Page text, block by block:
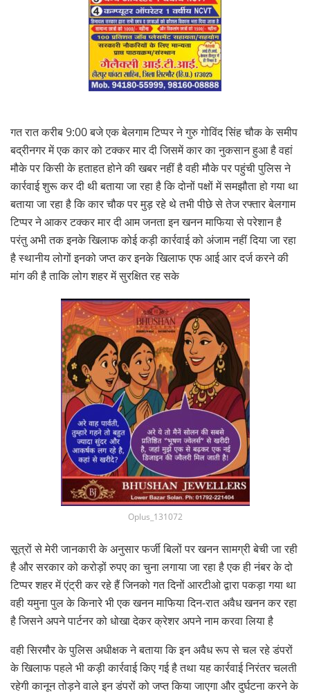
गत रात करीब 9:00 बजे एक बेलगाम टिप्पर ने गुरु गोविंद सिंह चौक के समीप
बद्रीनगर में एक कार को टक्कर मार दी जिसमें कार का नुकसान हुआ है वहां
मौके पर किसी के हताहत होने की खबर नहीं है वही मौके पर पहुंची पुलिस ने
कार्रवाई शुरू कर दी थी बताया जा रहा है कि दोनों पक्षों में समझौता हो गया था
बताया जा रहा है कि कार चौक पर मुड़ रहे थे तभी पीछे से तेज रफ्तार बेलगाम
टिप्पर ने आकर टक्कर मार दी आम जनता इन खनन माफिया से परेशान है
परंतु अभी तक इनके खिलाफ कोई कड़ी कार्रवाई को अंजाम नहीं दिया जा रहा
है स्थानीय लोगों इनको जप्त कर इनके खिलाफ एफ आई आर दर्ज करने की
मांग की है ताकि लोग शहर में सुरक्षित रह सके
Oplus_131072
सूत्रों से मेरी जानकारी के अनुसार फर्जी बिलों पर खनन सामग्री बेची जा रही
है और सरकार को करोड़ों रुपए का चुना लगाया जा रहा है एक ही नंबर के दो
टिप्पर शहर में एंट्री कर रहे हैं जिनको गत दिनों आरटीओ द्वारा पकड़ा गया था
वही यमुना पुल के किनारे भी एक खनन माफिया दिन-रात अवैध खनन कर रहा
है जिसने अपने पार्टनर को धोखा देकर क्रेशर अपने नाम करवा लिया है
वही सिरमौर के पुलिस अधीक्षक ने बताया कि इन अवैध रूप से चल रहे डंपरों
के खिलाफ पहले भी कड़ी कार्रवाई किए गई है तथा यह कार्रवाई निरंतर चलती
रहेगी कानून तोड़ने वाले इन डंपरों को जप्त किया जाएगा और दुर्घटना करने के